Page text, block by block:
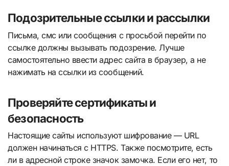
Подозрительные ссылки и рассылки
Письма, смс или сообщения с просьбой перейти по
ссылке должны вызывать подозрение. Лучше
самостоятельно ввести адрес сайта в браузер, а не
нажимать на ссылки из сообщений.
Проверяйте сертификаты и
безопасность
Настоящие сайты используют шифрование — URL
должен начинаться с HTTPS. Также посмотрите, есть
ли в адресной строке значок замочка. Если его нет, то